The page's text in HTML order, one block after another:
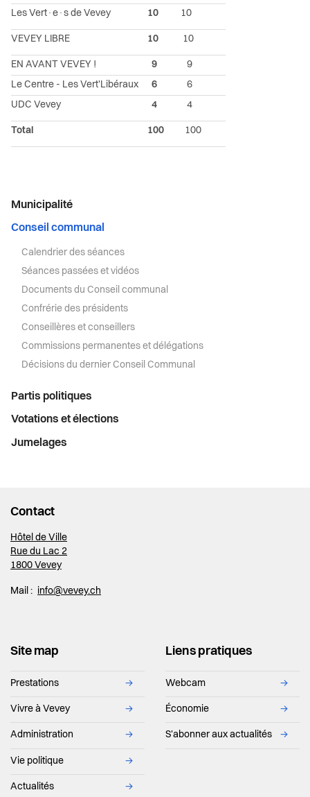
Les Vert·e·s de Vevey 10 10
VEVEY LIBRE 10 10
EN AVANT VEVEY ! 9 9
Le Centre - Les Vert'Libéraux 6 6
UDC Vevey 4 4
Total 100 100
Menu
latéral
Municipalité
Conseil communal
Calendrier des séances
Séances passées et vidéos
Documents du Conseil communal
Confrérie des présidents
Conseillères et conseillers
Commissions permanentes et délégations
Décisions du dernier Conseil Communal
Partis politiques
Votations et élections
Jumelages
Contact
Hôtel de Ville
Rue du Lac 2
1800 Vevey
Mail : info@vevey.ch
Site map
Prestations →
Vivre à Vevey →
Administration →
Vie politique →
Actualités →
Liens pratiques
Webcam →
Économie →
S'abonner aux actualités →